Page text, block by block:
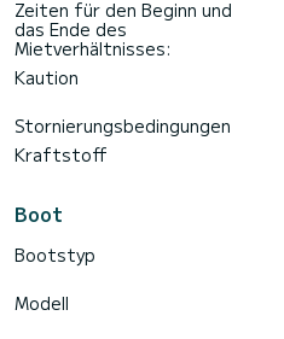
Zeiten für den Beginn und
das Ende des
Mietverhältnisses:
Kaution
Stornierungsbedingungen
Kraftstoff
Boot
Bootstyp
Modell